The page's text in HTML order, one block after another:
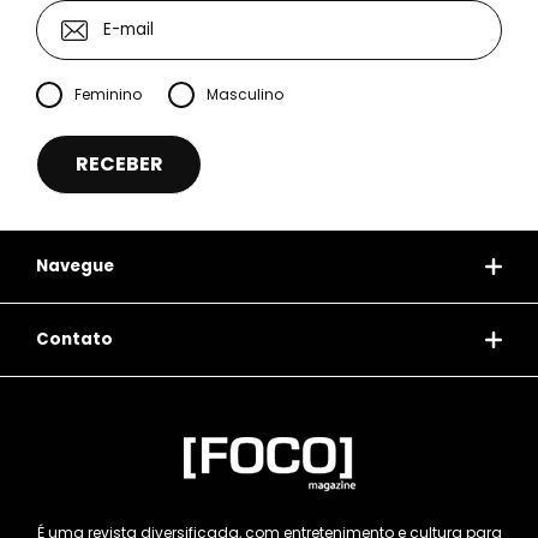
Feminino Masculino
Navegue
Contato
É uma revista diversificada, com entretenimento e cultura para